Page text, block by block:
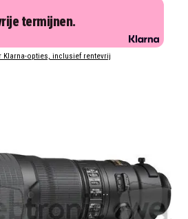
termijnen.
Klarna-opties, inclusief rentevrij